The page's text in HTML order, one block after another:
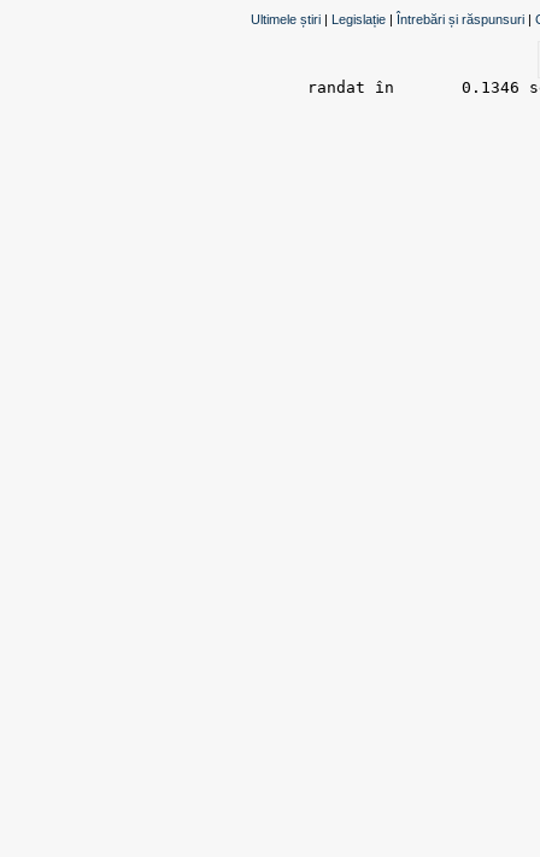
Ultimele știri | Legislație | Întrebări și răspunsuri |
randat în